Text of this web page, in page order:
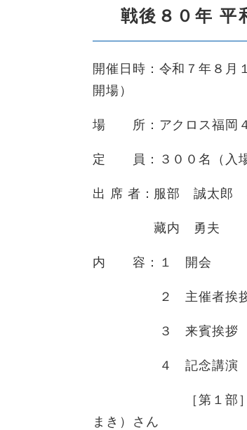
戦後８０年 平
開催日時：令和７年８月
開場）
場 所：アクロス福岡４
定 員：３００名（入場
出 席 者：服部 誠太郎
藏内 勇夫 福岡
内 容：１ 開会
２ 主催者挨拶
３ 来賓挨拶 藏
４ 記念講演
［第１部］（一財
まき）さん